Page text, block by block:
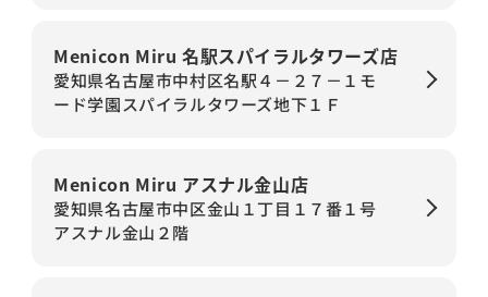
Menicon Miru 名駅スパイラルタワーズ店
愛知県名古屋市中村区名駅４－２７－１モ
ード学園スパイラルタワーズ地下１Ｆ
Menicon Miru アスナル金山店
愛知県名古屋市中区金山１丁目１７番１号
アスナル金山２階